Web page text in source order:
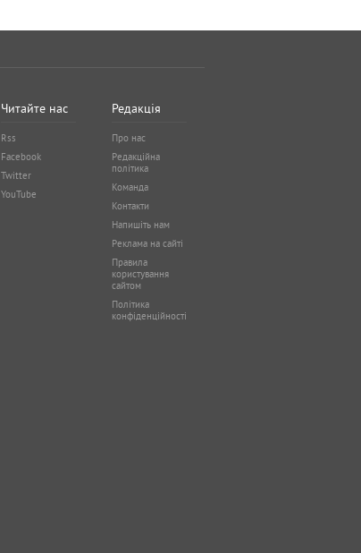
Читайте нас
Rss
Facebook
Twitter
YouTube
Редакція
Про нас
Редакційна
політика
Команда
Контакти
Напишіть нам
Реклама на сайті
Правила
користування
сайтом
Політика
конфіденційності